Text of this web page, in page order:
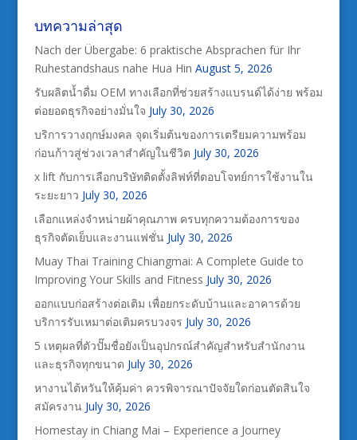
บทความล่าสุด
Nach der Übergabe: 6 praktische Absprachen für Ihr
Ruhestandshaus nahe Hua Hin August 5, 2026
รับผลิตน้ำดื่ม OEM ทางเลือกที่ช่วยสร้างแบรนด์ได้ง่าย พร้อม
ต่อยอดธุรกิจอย่างมั่นใจ July 30, 2026
บริการวางฤกษ์มงคล จุดเริ่มต้นของการเตรียมความพร้อม
ก่อนก้าวสู่ช่วงเวลาสำคัญในชีวิต July 30, 2026
x lift กับการเลือกบริษัทติดตั้งลิฟท์ที่ตอบโจทย์การใช้งานใน
ระยะยาว July 30, 2026
เลือกแหล่งจำหน่ายผ้าคุณภาพ ครบทุกความต้องการของ
ธุรกิจตัดเย็บและงานแฟชั่น July 30, 2026
Muay Thai Training Chiangmai: A Complete Guide to
Improving Your Skills and Fitness July 30, 2026
ออกแบบก่อสร้างต่อเติม เพื่อยกระดับบ้านและอาคารด้วย
บริการรับเหมาต่อเติมครบวงจร July 30, 2026
5 เหตุผลที่ตัวปั๊มชื่อยังเป็นอุปกรณ์สำคัญสำหรับสำนักงาน
และธุรกิจทุกขนาด July 30, 2026
หางานไต้หวันให้คุ้มค่า ควรพิจารณาปัจจัยใดก่อนตัดสินใจ
สมัครงาน July 30, 2026
Homestay in Chiang Mai – Experience a Journey